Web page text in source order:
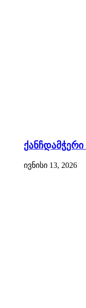
ქანჩდამჭერი
ივნისი 13, 2026